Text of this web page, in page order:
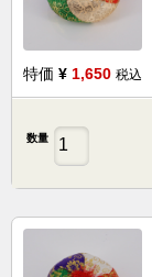
特価 ¥ 1,650 税込
数量